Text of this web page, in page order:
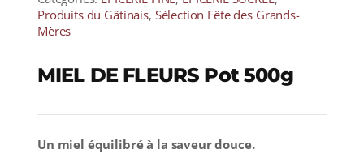
Produits du Gâtinais, Sélection Fête des Grands-
Mères
MIEL DE FLEURS Pot 500g
Un miel équilibré à la saveur douce.